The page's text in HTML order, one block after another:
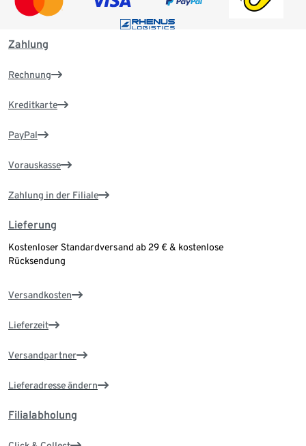
Zahlung
Rechnung
Kreditkarte
PayPal
Vorauskasse
Zahlung in der Filiale
Lieferung
Kostenloser Standardversand ab 29 € & kostenlose
Rücksendung
Versandkosten
Lieferzeit
Versandpartner
Lieferadresse ändern
Filialabholung